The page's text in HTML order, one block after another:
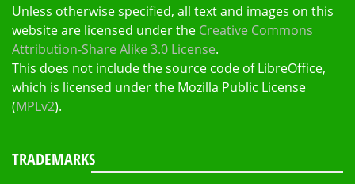
Unless otherwise specified, all text and images on this
website are licensed under the Creative Commons
Attribution-Share Alike 3.0 License.
This does not include the source code of LibreOffice,
which is licensed under the Mozilla Public License
(MPLv2).
TRADEMARKS